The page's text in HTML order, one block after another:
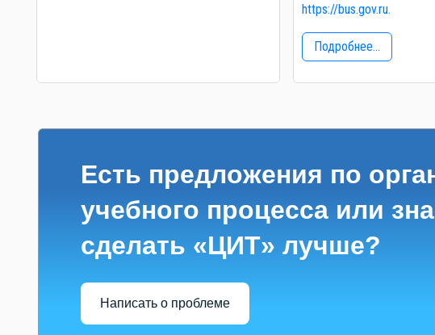
https://bus.gov.ru.
Подробнее...
Есть предложения по
учебного процесса или
сделать «ЦИТ» лучше?
Написать о проблеме